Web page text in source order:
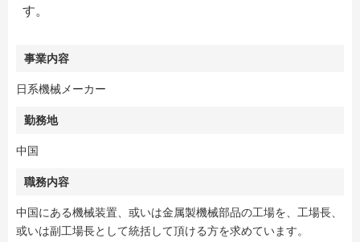
す。
事業内容
日系機械メーカー
勤務地
中国
職務内容
中国にある機械装置、或いは金属製機械部品の工場を、工場長、
或いは副工場長として統括して頂ける方を求めています。